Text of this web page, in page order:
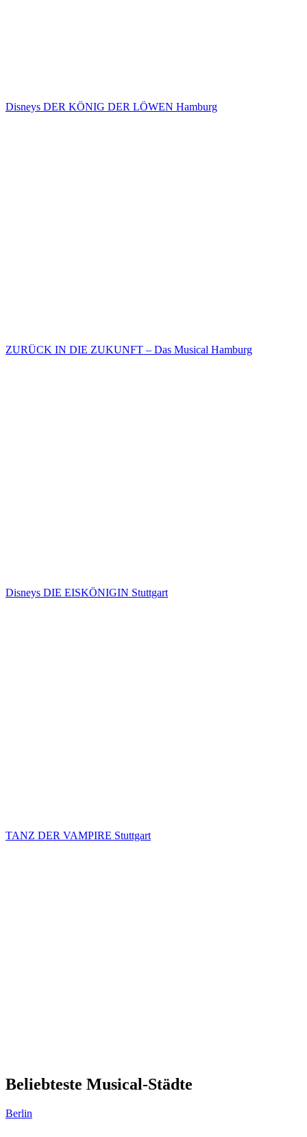
Disneys DER KÖNIG DER LÖWEN Hamburg
ZURÜCK IN DIE ZUKUNFT – Das Musical Hamburg
Disneys DIE EISKÖNIGIN Stuttgart
TANZ DER VAMPIRE Stuttgart
Beliebteste Musical-Städte
Berlin